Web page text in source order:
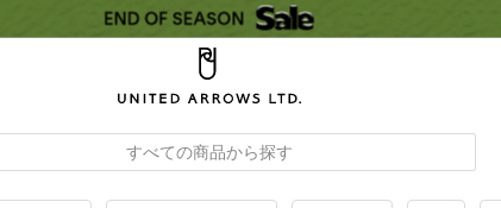
すべての商品から探す